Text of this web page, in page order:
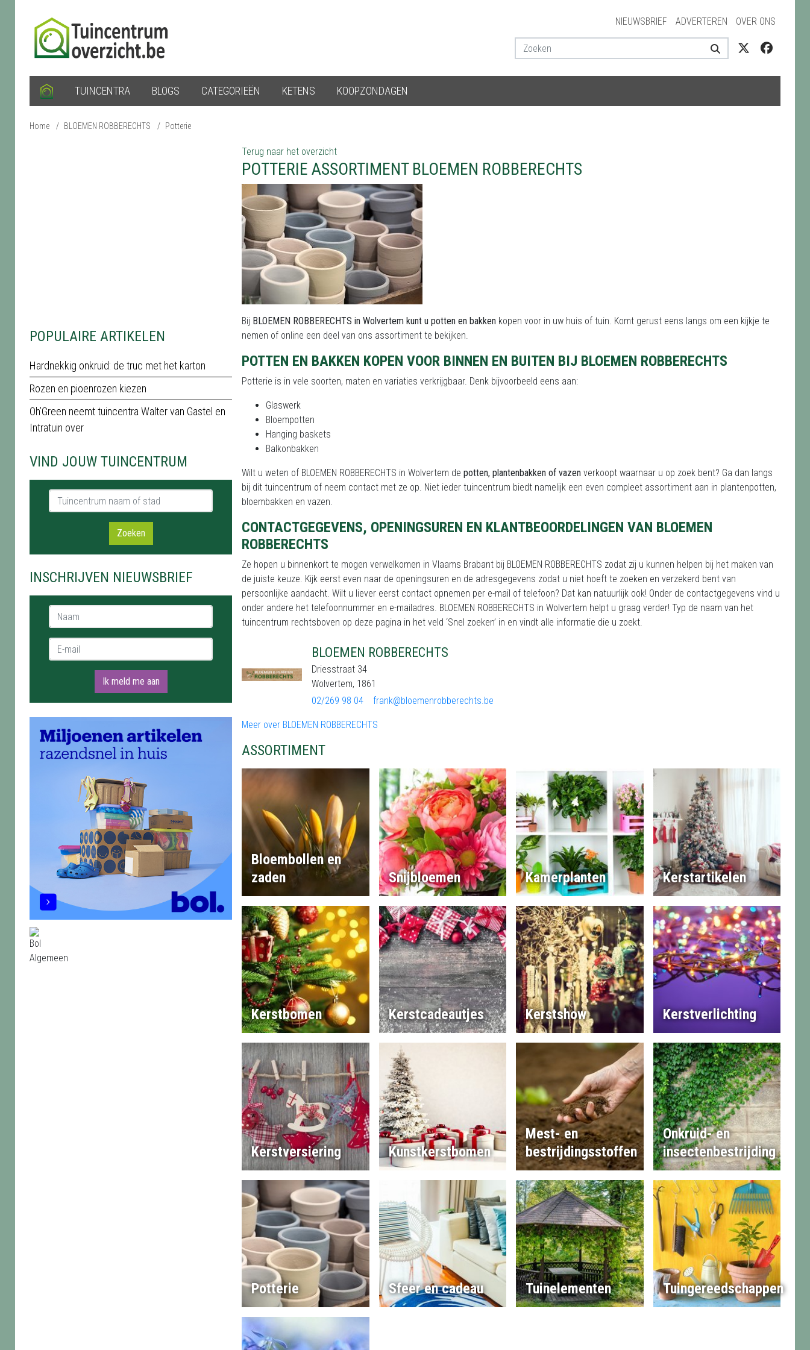
NIEUWSBRIEF ADVERTEREN OVER ONS
TUINCENTRA BLOGS CATEGORIEËN KETENS KOOPZONDAGEN
Home / BLOEMEN ROBBERECHTS / Potterie
POPULAIRE ARTIKELEN
Hardnekkig onkruid: de truc met het karton
Rozen en pioenrozen kiezen
Oh’Green neemt tuincentra Walter van Gastel en
Intratuin over
VIND JOUW TUINCENTRUM
Tuincentrum naam of stad
Zoeken
INSCHRIJVEN NIEUWSBRIEF
Naam *
E-mail *
Ik meld me aan
Terug naar het overzicht
POTTERIE ASSORTIMENT BLOEMEN ROBBERECHTS
Bij BLOEMEN ROBBERECHTS in Wolvertem kunt u potten en bakken kopen voor in uw huis of tuin. Komt gerust eens langs om een kijkje te
nemen of online een deel van ons assortiment te bekijken.
POTTEN EN BAKKEN KOPEN VOOR BINNEN EN BUITEN BIJ BLOEMEN ROBBERECHTS
Potterie is in vele soorten, maten en variaties verkrijgbaar. Denk bijvoorbeeld eens aan:
Glaswerk
Bloempotten
Hanging baskets
Balkonbakken
Wilt u weten of BLOEMEN ROBBERECHTS in Wolvertem de potten, plantenbakken of vazen verkoopt waarnaar u op zoek bent? Ga dan langs
bij dit tuincentrum of neem contact met ze op. Niet ieder tuincentrum biedt namelijk een even compleet assortiment aan in plantenpotten,
bloembakken en vazen.
CONTACTGEGEVENS, OPENINGSUREN EN KLANTBEOORDELINGEN VAN BLOEMEN
ROBBERECHTS
Ze hopen u binnenkort te mogen verwelkomen in Vlaams Brabant bij BLOEMEN ROBBERECHTS zodat zij u kunnen helpen bij het maken van
de juiste keuze. Kijk eerst even naar de openingsuren en de adresgegevens zodat u niet hoeft te zoeken en verzekerd bent van
persoonlijke aandacht. Wilt u liever eerst contact opnemen per e-mail of telefoon? Dat kan natuurlijk ook! Onder de contactgegevens vind u
onder andere het telefoonnummer en e-mailadres. BLOEMEN ROBBERECHTS in Wolvertem helpt u graag verder! Typ de naam van het
tuincentrum rechtsboven op deze pagina in het veld ‘Snel zoeken’ in en vindt alle informatie die u zoekt.
BLOEMEN ROBBERECHTS
Driesstraat 34
Wolvertem, 1861
02/269 98 04
frank@bloemenrobberechts.be
Meer over BLOEMEN ROBBERECHTS
ASSORTIMENT
Bloembollen en
zaden
Snijbloemen Kamerplanten Kerstartikelen
Kerstbomen Kerstcadeautjes Kerstshow Kerstverlichting
Kerstversiering Kunstkerstbomen
Mest- en
bestrijdingsstoffen
Onkruid- en
insectenbestrijding
Potterie Sfeer en cadeau Tuinelementen Tuingereedschappen